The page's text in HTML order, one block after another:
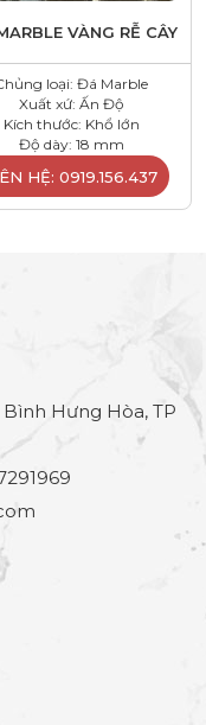
VÀNG RỄ CÂY
loại: Đá Marble
Xuất xứ: Ấn Độ
Kích thước: Khổ lớn
Độ dày: 18 mm
HỆ: 0919.156.437
Bình Hưng Hòa, TP